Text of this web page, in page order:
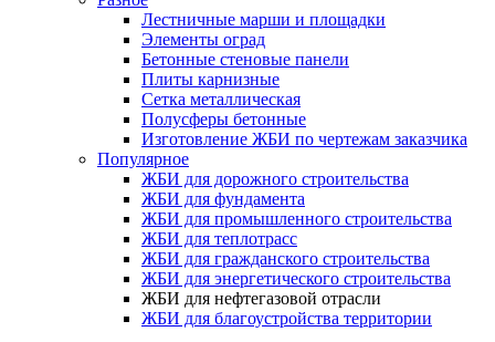
Лестничные марши и площадки
Элементы оград
Бетонные стеновые панели
Плиты карнизные
Сетка металлическая
Полусферы бетонные
Изготовление ЖБИ по чертежам заказчика
Популярное
ЖБИ для дорожного строительства
ЖБИ для фундамента
ЖБИ для промышленного строительства
ЖБИ для теплотрасс
ЖБИ для гражданского строительства
ЖБИ для энергетического строительства
ЖБИ для нефтегазовой отрасли
ЖБИ для благоустройства территории